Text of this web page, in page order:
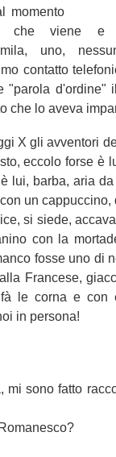
momento
viene e
uno,
contatto
"parola d'ordine"
che lo aveva
X gli avventori
eccolo forse è
lui, barba, aria
un cappuccino,
si siede,
con la
fosse uno di
Francese,
le corna e con
in persona!
sono fatto